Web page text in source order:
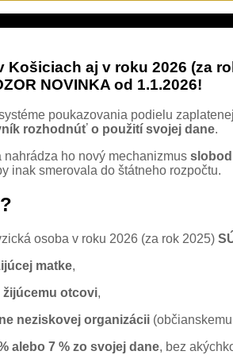
aj v roku 2026 (za
NOVINKA od 1.1.2026!
poukazovania podielu
rozhodnúť o použití svojej dane.
nahrádza ho nový mechanizmus
inak smerovala do štátneho rozpočtu.
osoba v roku 2026 (za rok 2025)
matke,
žijúcemu otcovi,
neziskovej organizácii
alebo 7 % zo svojej dane, bez